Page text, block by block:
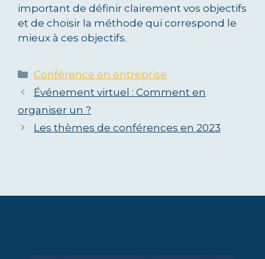
important de définir clairement vos objectifs
et de choisir la méthode qui correspond le
mieux à ces objectifs.
Catégories
Conférence en entreprise
Événement virtuel : Comment en
organiser un ?
Les thèmes de conférences en 2023